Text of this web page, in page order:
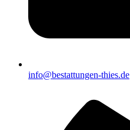
info@bestattungen-thies.de